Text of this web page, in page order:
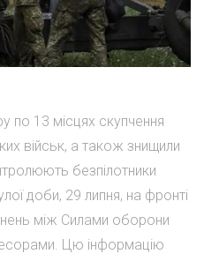
по 13 місцях скупчення
військ, а також знищили
безпілотники
доби, 29 липня, на фронті
між Силами оборони
Цю інформацію